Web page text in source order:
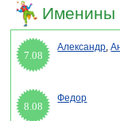
Именины
7.08
Александр,
8.08
Федор